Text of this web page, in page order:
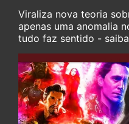
Viraliza nova teoria
apenas uma anomalia
tudo faz sentido -